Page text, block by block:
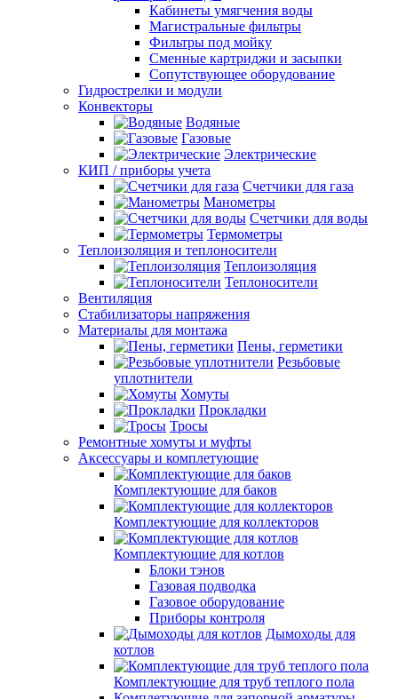
Кабинеты умягчения воды
Магистральные фильтры
Фильтры под мойку
Сменные картриджи и засыпки
Сопутствующее оборудование
Гидрострелки и модули
Конвекторы
Водяные
Газовые
Электрические
КИП / приборы учета
Счетчики для газа
Манометры
Счетчики для воды
Термометры
Теплоизоляция и теплоносители
Теплоизоляция
Теплоносители
Вентиляция
Стабилизаторы напряжения
Материалы для монтажа
Пены, герметики
Резьбовые
уплотнители
Хомуты
Прокладки
Тросы
Ремонтные хомуты и муфты
Аксессуары и комплетующие
Комплектующие для баков
Комплектующие для коллекторов
Комплектующие для котлов
Блоки тэнов
Газовая подводка
Газовое оборудование
Приборы контроля
Дымоходы для
котлов
Комплектующие для труб теплого пола